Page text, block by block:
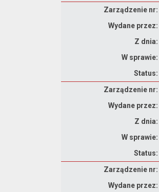
Zarządzenie nr:
Wydane przez:
Z dnia:
W sprawie:
Status:
Zarządzenie nr:
Wydane przez:
Z dnia:
W sprawie:
Status:
Zarządzenie nr:
Wydane przez: